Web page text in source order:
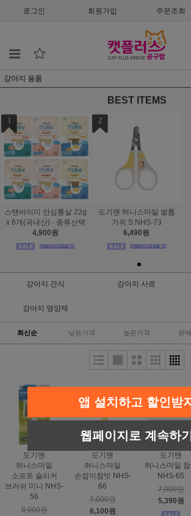
로그인 회원가입 주문조회
강아지 용품
BEST ITEMS
1
스탠바이미 안심통살 22g
x 6개(국내산) - 종류선택
4,900원
2
도기맨 허니스마일 발톱
가위 S NHS-73
6,490원
강아지 간식 강아지 사료
강아지 영양제
최신순 낮은가격 높은가격 판
도기맨
허니스마일
소프트 슬리커
브러쉬 미니 NHS-
56
8,000원
도기맨
허니스마일
손잡이참빗 NHS-
66
7,000원
6,100원
도기맨
허니스마일 참
NHS-65
7,000원
5,390원
앱 설치하고 할인받
웹페이지로 계속하기